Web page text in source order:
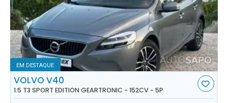
EM DESTAQUE
VOLVO V40
1.5 T3 SPORT EDITION GEARTRONIC - 152CV - 5P